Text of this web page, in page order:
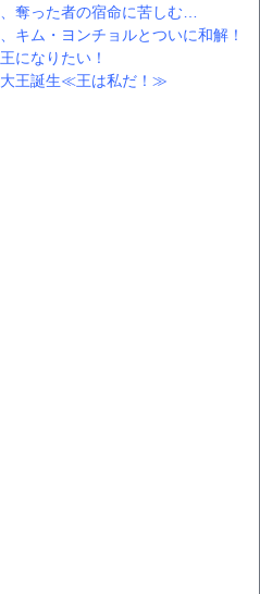
奪った者の宿命に苦しむ…
キム・ヨンチョルとついに和解！
になりたい！
大王誕生≪王は私だ！≫